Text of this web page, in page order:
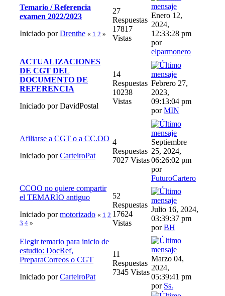
Temario / Referencia
examen 2022/2023
Iniciado porDrenthe « 1 2 »
27
Respuestas
17817
Vistas
Enero 12,
2024,
12:33:28 pm
por
elparmonero
ACTUALIZACIONES
DE CGT DEL
DOCUMENTO DE
REFERENCIA
Iniciado por DavidPostal
14
Respuestas
10238
Vistas
Febrero 27,
2023,
09:13:04 pm
porMIN
Afiliarse a CGT o a CC.OO
Iniciado porCarteiroPat
4
Respuestas
7027 Vistas
Septiembre
25, 2024,
06:26:02 pm
por
FuturoCartero
CCOO no quiere compartir
el TEMARIO antiguo
Iniciado pormotorizado « 1 2
3 4 »
52
Respuestas
17624
Vistas
Julio 16, 2024,
03:39:37 pm
porBH
Elegir temario para inicio de
estudio: DocRef,
PreparaCorreos o CGT
Iniciado porCarteiroPat
11
Respuestas
7345 Vistas
Marzo 04,
2024,
05:39:41 pm
por Ss.